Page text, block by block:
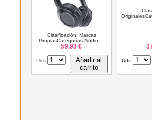
Clasificación: Marcas
PropiasCategorías:Audio ...
59,93 €
Uds:
Añadir al
carrito
Uds: